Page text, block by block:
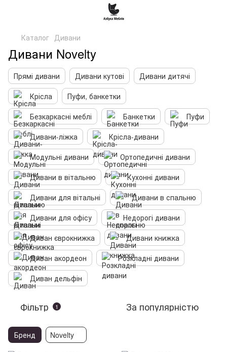
Каталог Дивани
Дивани Novelty
Прямі дивани Дивани кутові
Дивани дитячі
Крісла
Пуфи, банкетки
Безкаркасні меблі
Банкетки
Пуфи
Дивани-ліжка
Крісла-дивани
Модульні дивани
Ортопедичні дивани
Дивани в вітальню
Кухонні дивани
Дивани для вітальні
Дивани в спальню
Дивани для офісу
Недорогі дивани
Диван єврокнижка
Дивани книжка
Диван акордеон
Розкладні дивани
Диван дельфін
Фільтр 1 За популярністю
Бренд Novelty